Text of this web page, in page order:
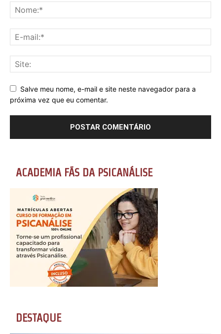
Salve meu nome, e-mail e site neste navegador para a
próxima vez que eu comentar.
ACADEMIA FÃS DA PSICANÁLISE
DESTAQUE